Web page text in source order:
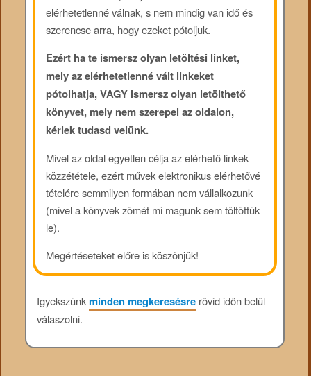
elérhetetlenné válnak, s nem mindig van idő és
szerencse arra, hogy ezeket pótoljuk.
Ezért ha te ismersz olyan letöltési linket,
mely az elérhetetlenné vált linkeket
pótolhatja, VAGY ismersz olyan letölthető
könyvet, mely nem szerepel az oldalon,
kérlek tudasd velünk.
Mivel az oldal egyetlen célja az elérhető linkek
közzététele, ezért művek elektronikus elérhetővé
tételére semmilyen formában nem vállalkozunk
(mivel a könyvek zömét mi magunk sem töltöttük
le).
Megértéseteket előre is köszönjük!
Igyekszünkminden megkeresésrerövid időn belül
válaszolni.